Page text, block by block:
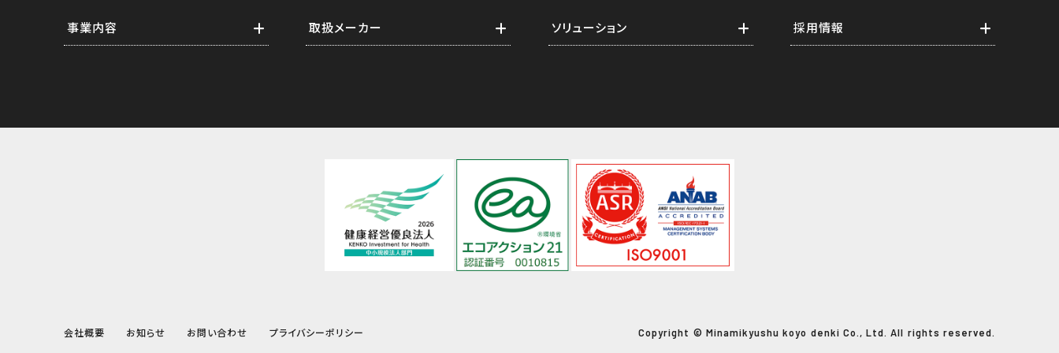
事業内容 取扱メーカー ソリューション
フィージビリティスタディ
採用情報
会社概要 お知らせ お問い合わせ プライバシーポリシー Copyright © Minamikyushu koyo denki Co., Ltd. All rights reserved.